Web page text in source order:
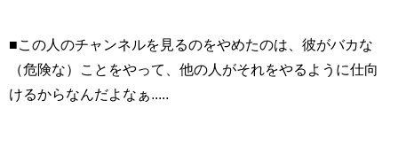
■この人のチャンネルを見るのをやめたのは、彼がバカな
（危険な）ことをやって、他の人がそれをやるように仕向
けるからなんだよなぁ.....